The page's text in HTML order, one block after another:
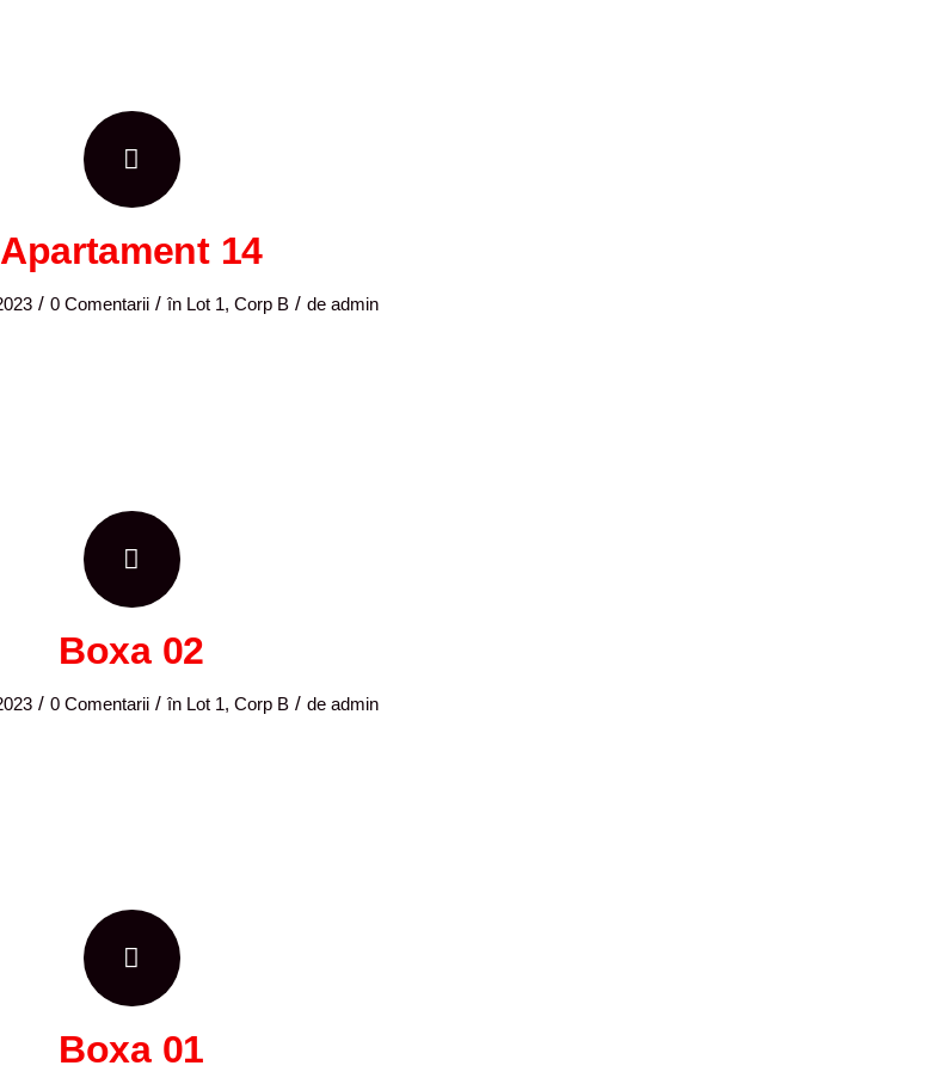
Apartament 14
/ 0 Comentarii / în Lot 1, Corp B / de admin
Boxa 02
/ 0 Comentarii / în Lot 1, Corp B / de admin
Boxa 01